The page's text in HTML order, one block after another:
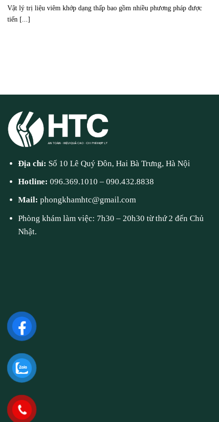
Vật lý trị liệu viêm khớp dạng thấp bao gồm nhiều phương pháp được
tiến [...]
Địa chỉ: Số 10 Lê Quý Đôn, Hai Bà Trưng, Hà Nội
Hotline:096.369.1010 –090.432.8838
Mail:phongkhamhtc@gmail.com
Phòng khám làm việc: 7h30 – 20h30 từ thứ 2 đến Chủ
Nhật.